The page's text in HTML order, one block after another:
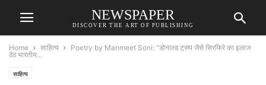
NEWSPAPER
DISCOVER THE ART OF PUBLISHING
Home साहित्य
Poetry by Manmeet Soni: “डोनाल्ड ट्रम्प जैसे सिरफिरे का इलाज
ठेठ भारतीय...
साहित्य